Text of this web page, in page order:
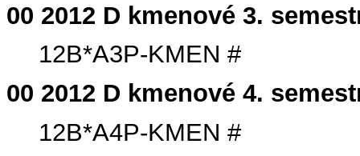
00 2012 D kmenové 3.
12B*A3P-KMEN #
00 2012 D kmenové 4.
12B*A4P-KMEN #